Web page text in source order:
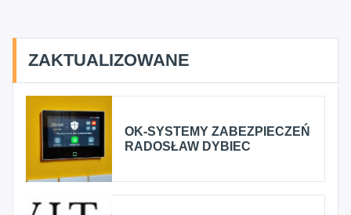
ZAKTUALIZOWANE
OK-SYSTEMY ZABEZPIECZEŃ
RADOSŁAW DYBIEC